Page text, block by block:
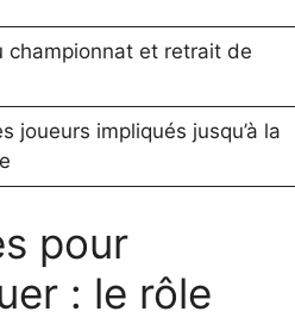
championnat et retrait de
joueurs impliqués jusqu’à la
pour
: le rôle